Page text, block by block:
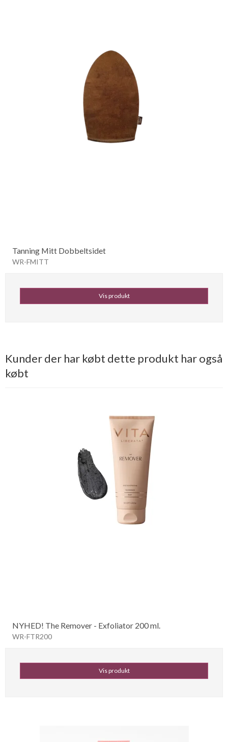
Tanning Mitt Dobbeltsidet
WR-FMITT
Vis produkt
Kunder der har købt dette produkt har også
købt
NYHED! The Remover - Exfoliator 200 ml.
WR-FTR200
Vis produkt